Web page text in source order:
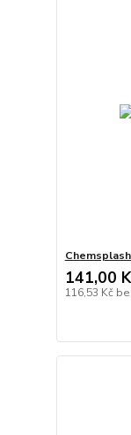
141,00
116,53 Kč